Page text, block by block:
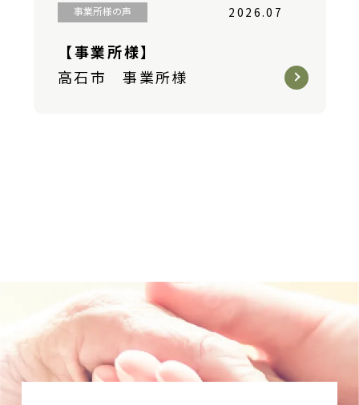
事業所様の声 2026.07
【事業所様】
高石市 事業所様